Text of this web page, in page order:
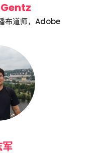
布道师，Adobe
军